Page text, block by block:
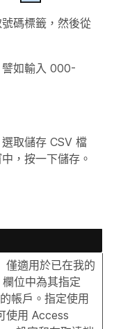
號碼標籤，然後從
譬如輸入 000-
選取儲存 CSV 檔
，按一下儲存 。
僅適用於已在我的
欄位中為其指定
帳戶。指定使用
使用 Access